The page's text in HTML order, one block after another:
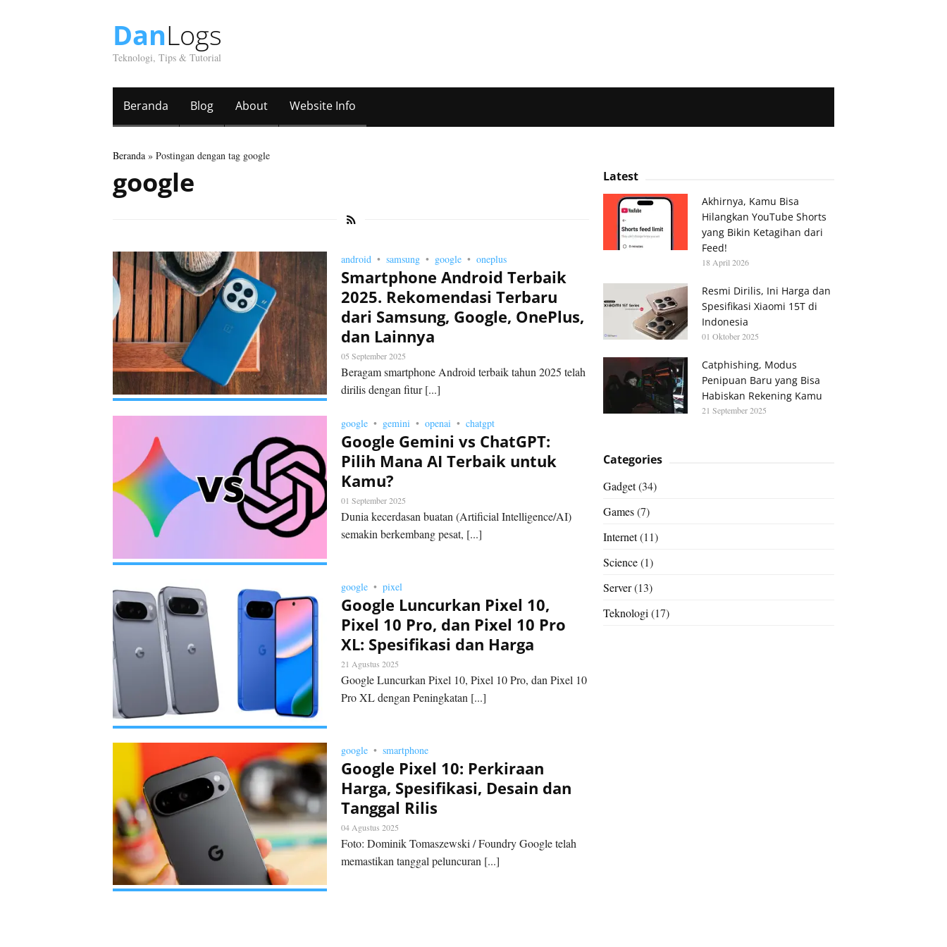
DanLogs
Teknologi, Tips & Tutorial
Beranda Blog About Website Info
Beranda » Postingan dengan tag google
google
android samsung google oneplus
Smartphone Android Terbaik
2025. Rekomendasi Terbaru
dari Samsung, Google, OnePlus,
dan Lainnya
05 September 2025
Beragam smartphone Android terbaik tahun 2025 telah
dirilis dengan fitur [...]
google gemini openai chatgpt
Google Gemini vs ChatGPT:
Pilih Mana AI Terbaik untuk
Kamu?
01 September 2025
Dunia kecerdasan buatan (Artificial Intelligence/AI)
semakin berkembang pesat, [...]
google pixel
Google Luncurkan Pixel 10,
Pixel 10 Pro, dan Pixel 10 Pro
XL: Spesifikasi dan Harga
21 Agustus 2025
Google Luncurkan Pixel 10, Pixel 10 Pro, dan Pixel 10
Pro XL dengan Peningkatan [...]
google smartphone
Google Pixel 10: Perkiraan
Harga, Spesifikasi, Desain dan
Tanggal Rilis
04 Agustus 2025
Foto: Dominik Tomaszewski / Foundry Google telah
memastikan tanggal peluncuran [...]
Latest
Akhirnya, Kamu Bisa
Hilangkan YouTube Shorts
yang Bikin Ketagihan dari
Feed!
18 April 2026
Resmi Dirilis, Ini Harga dan
Spesifikasi Xiaomi 15T di
Indonesia
01 Oktober 2025
Catphishing, Modus
Penipuan Baru yang Bisa
Habiskan Rekening Kamu
21 September 2025
Categories
Gadget(34)
Games(7)
Internet(11)
Science(1)
Server(13)
Teknologi (17)